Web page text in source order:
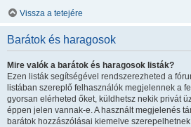
Vissza a tetejére
Barátok és haragosok
Mire valók a barátok és haragosok listák?
Ezen listák segítségével rendszerezheted a
listában szereplő felhasználók megjelennek a
gyorsan elérheted őket, küldhetsz nekik privát
éppen jelen vannak-e. A használt megjelenés
barátok hozzászólásai kiemelve